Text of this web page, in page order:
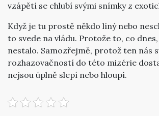
vzápětí se chlubí svými snímky z
Když je tu prostě někdo líný nebo
to svede na vládu. Protože to, co dnes,
nestalo. Samozřejmě, protož ten nás
rozhazovačností do této mizérie
nejsou úplně slepí nebo hloupí.